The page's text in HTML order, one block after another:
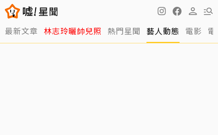
最新文章 林志玲曬帥兒照 熱門星聞 藝人動態 電影